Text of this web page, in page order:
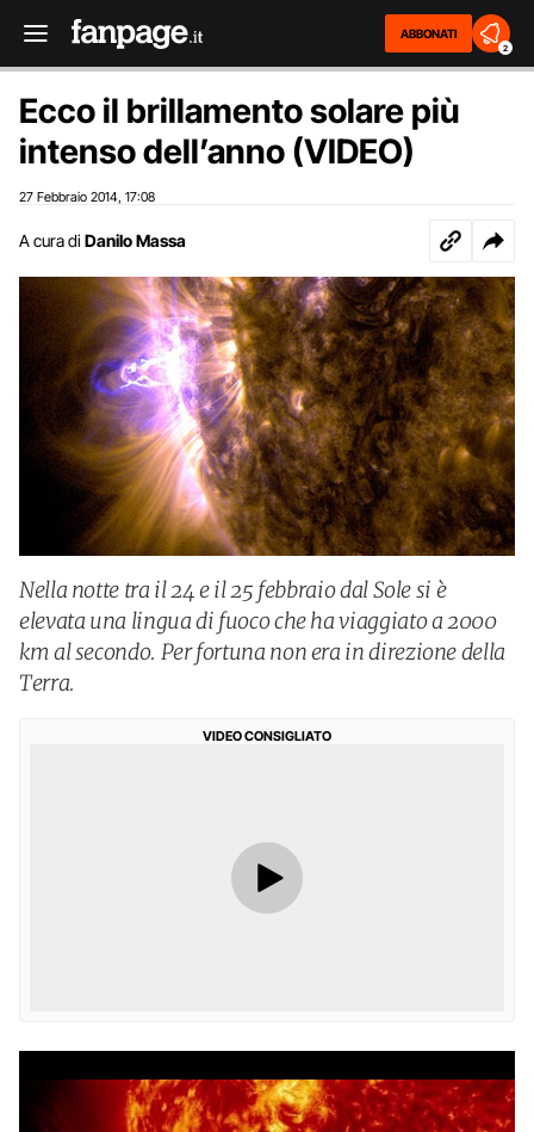
ABBONATI
2
Ecco il brillamento solare più
intenso dell’anno (VIDEO)
27 Febbraio 2014 17:08
A cura di Danilo Massa
Nella notte tra il 24 e il 25 febbraio dal Sole si è
elevata una lingua di fuoco che ha viaggiato a 2000
km al secondo. Per fortuna non era in direzione della
Terra.
VIDEO CONSIGLIATO